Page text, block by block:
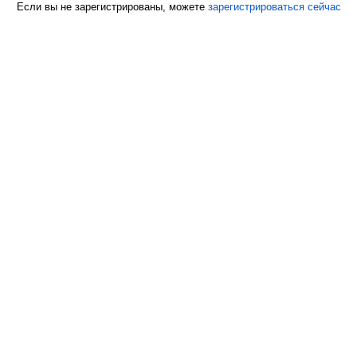
Если вы не зарегистрированы, можете зарегистрироваться сейчас